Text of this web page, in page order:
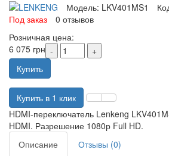
Модель: LKV401MS1
Под заказ
0 отзывов
Розничная цена:
6 075 грн
Купить
Купить в 1 клик
HDMI-переключатель Lenkeng
HDMI. Разрешение 1080р Full HD.
Описание
Отзывы (0)